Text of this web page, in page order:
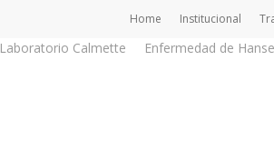
Home Institucional
Laboratorio Calmette Enfermedad de